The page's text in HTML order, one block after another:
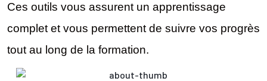
Ces outils vous assurent un apprentissage
complet et vous permettent de suivre vos progrès
tout au long de la formation.